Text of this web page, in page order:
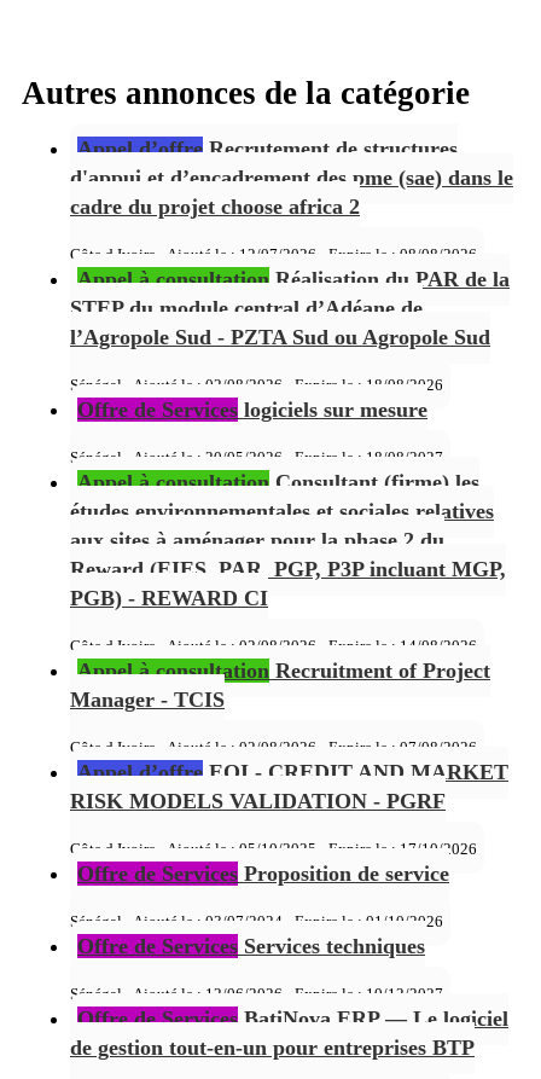
Autres annonces de la catégorie
Appel d’offre Recrutement de structures
d'appui et d’encadrement des pme (sae) dans le
cadre du projet choose africa 2
Côte d Ivoire - Ajouté le : 12/07/2026 - Expire le : 08/08/2026
Appel à consultation Réalisation du PAR de la
STEP du module central d’Adéane de
l’Agropole Sud - PZTA Sud ou Agropole Sud
Sénégal - Ajouté le : 02/08/2026 - Expire le : 18/08/2026
Offre de Services logiciels sur mesure
Sénégal - Ajouté le : 20/05/2026 - Expire le : 18/08/2027
Appel à consultation Consultant (firme) les
études environnementales et sociales relatives
aux sites à aménager pour la phase 2 du
Reward (EIES, PAR, PGP, P3P incluant MGP,
PGB) - REWARD CI
Côte d Ivoire - Ajouté le : 02/08/2026 - Expire le : 14/08/2026
Appel à consultation Recruitment of Project
Manager - TCIS
Côte d Ivoire - Ajouté le : 02/08/2026 - Expire le : 07/08/2026
Appel d’offre EOI - CREDIT AND MARKET
RISK MODELS VALIDATION - PGRF
Côte d Ivoire - Ajouté le : 05/10/2025 - Expire le : 17/10/2026
Offre de Services Proposition de service
Sénégal - Ajouté le : 03/07/2024 - Expire le : 01/10/2026
Offre de Services Services techniques
Sénégal - Ajouté le : 12/06/2026 - Expire le : 10/12/2027
Offre de Services BatiNova ERP — Le logiciel
de gestion tout-en-un pour entreprises BTP